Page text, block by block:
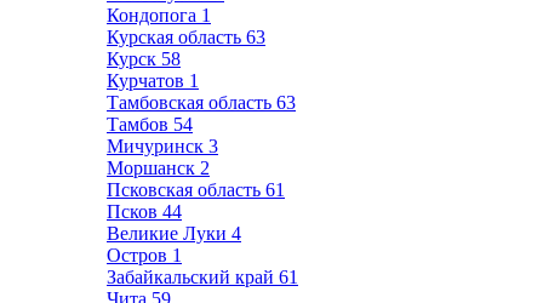
Кондопога 1
Курская область 63
Курск 58
Курчатов 1
Тамбовская область 63
Тамбов 54
Мичуринск 3
Моршанск 2
Псковская область 61
Псков 44
Великие Луки 4
Остров 1
Забайкальский край 61
Чита 59